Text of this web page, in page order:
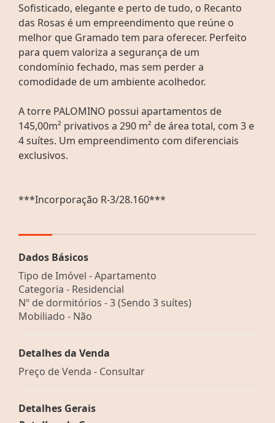
Sofisticado, elegante e perto de tudo, o Recanto
das Rosas é um empreendimento que reúne o
melhor que Gramado tem para oferecer. Perfeito
para quem valoriza a segurança de um
condomínio fechado, mas sem perder a
comodidade de um ambiente acolhedor.
A torre PALOMINO possui apartamentos de
145,00m² privativos a 290 m² de área total, com 3 e
4 suítes. Um empreendimento com diferenciais
exclusivos.
***Incorporação R-3/28.160***
Dados Básicos
Tipo de Imóvel - Apartamento
Categoria - Residencial
Nº de dormitórios - 3 (Sendo 3 suítes)
Mobiliado - Não
Detalhes da Venda
Preço de Venda - Consultar
Detalhes Gerais